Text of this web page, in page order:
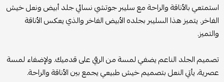
استمتعي بالأناقة والراحة معسليبر جوتشي نسائي جلد أبيض ونعل خيش
الفاخر. يتميز هذا السليبر بجلده الأبيض الفاخر والذي يعكس الأناقة
والتميز.
تصميم الجلد الناعم يضفي لمسة من الرقي على قدميك. ولإضفاء لمسة
عصرية، يأتي النعل بتصميم خيش طبيعي يجمع بين الأناقة والراحة.